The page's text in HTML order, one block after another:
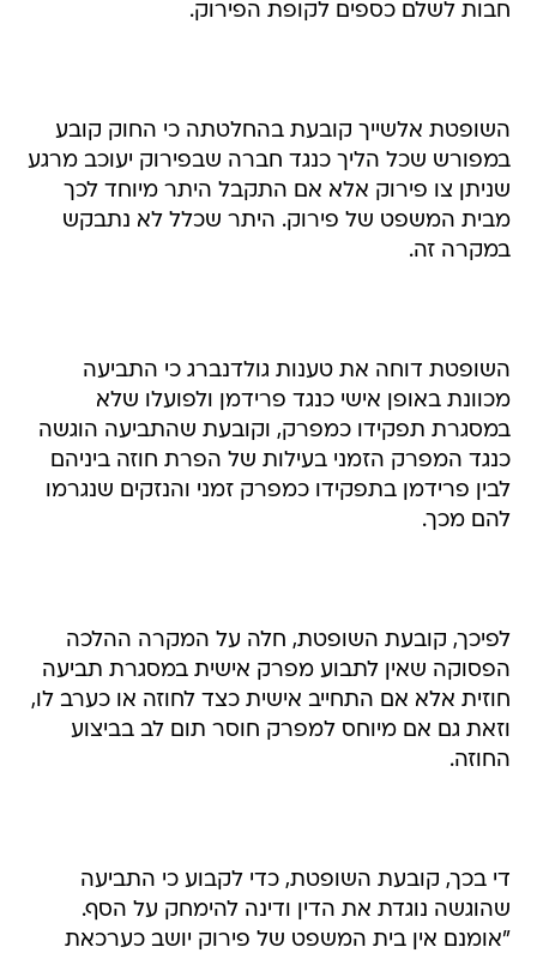
חבות לשלם כספים לקופת הפירוק.
השופטת אלשייך קובעת בהחלטתה כי החוק קובע
במפורש שכל הליך כנגד חברה שבפירוק יעוכב מרגע
שניתן צו פירוק אלא אם התקבל היתר מיוחד לכך
מבית המשפט של פירוק. היתר שכלל לא נתבקש
במקרה זה.
השופטת דוחה את טענות גולדנברג כי התביעה
מכוונת באופן אישי כנגד פרידמן ולפועלו שלא
במסגרת תפקידו כמפרק, וקובעת שהתביעה הוגשה
כנגד המפרק הזמני בעילות של הפרת חוזה ביניהם
לבין פרידמן בתפקידו כמפרק זמני והנזקים שנגרמו
להם מכך.
לפיכך, קובעת השופטת, חלה על המקרה ההלכה
הפסוקה שאין לתבוע מפרק אישית במסגרת תביעה
חוזית אלא אם התחייב אישית כצד לחוזה או כערב לו,
וזאת גם אם מיוחס למפרק חוסר תום לב בביצוע
החוזה.
די בכך, קובעת השופטת, כדי לקבוע כי התביעה
שהוגשה נוגדת את הדין ודינה להימחק על הסף.
"אומנם אין בית המשפט של פירוק יושב כערכאת